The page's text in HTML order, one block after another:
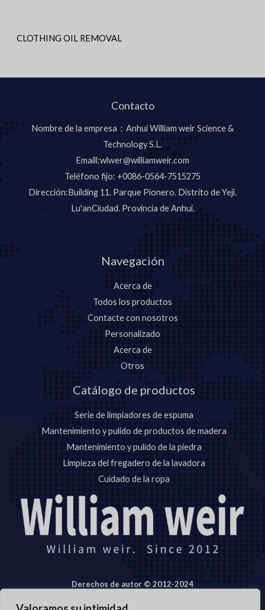
CLOTHING OIL REMOVAL
Contacto
Nombre de la empresa：Anhui William weir Science &
Technology S.L.
Emaill:wlwer@williamweir.com
Teléfono fijo: +0086-0564-7515275
Dirección:Building 11. Parque Pionero. Distrito de Yeji.
Lu'anCiudad. Provincia de Anhui.
Navegación
Acerca de
Todos los productos
Contacte con nosotros
Personalizado
Acerca de
Otros
Catálogo de productos
Serie de limpiadores de espuma
Mantenimiento y pulido de productos de madera
Mantenimiento y pulido de la piedra
Limpieza del fregadero de la lavadora
Cuidado de la ropa
Derechos de autor © 2012-2024